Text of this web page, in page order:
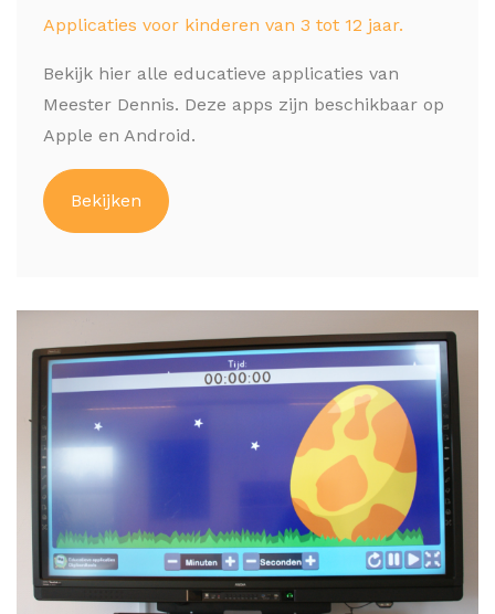
Applicaties voor kinderen van 3 tot 12 jaar.
Bekijk hier alle educatieve applicaties van
Meester Dennis. Deze apps zijn beschikbaar op
Apple en Android.
Bekijken